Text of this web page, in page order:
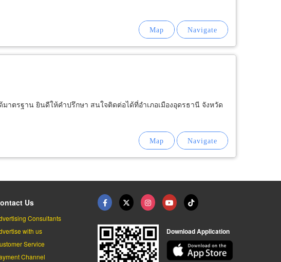
ตรฐาน ยินดีให้คำปรึกษา สนใจติดต่อได้ที่อำเภอเมืองอุดรธานี จังหวัด
Us
Consultants
with us
Service
Channel
Download Application